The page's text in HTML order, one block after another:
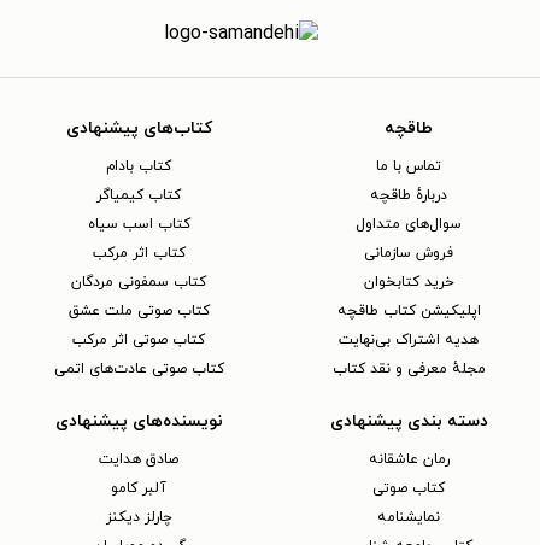
طاقچه
تماس با ما
دربارهٔ طاقچه
سوال‌های متداول
فروش سازمانی
خرید کتابخوان
اپلیکیشن کتاب طاقچه
هدیه اشتراک بی‌نهایت
مجلهٔ معرفی و نقد کتاب
کتاب‌های پیشنهادی
کتاب بادام
کتاب کیمیاگر
کتاب اسب سیاه
کتاب اثر مرکب
کتاب سمفونی مردگان
کتاب صوتی ملت عشق
کتاب صوتی اثر مرکب
کتاب صوتی عادت‌های اتمی
دسته بندی پیشنهادی
رمان عاشقانه
کتاب‌ صوتی
نمایشنامه
نویسنده‌های پیشنهادی
صادق هدایت
آلبر کامو
چارلز دیکنز